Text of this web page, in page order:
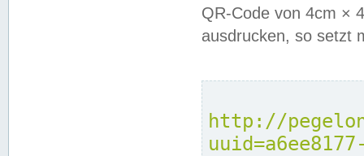
QR-Code von 4cm ×
ausdrucken, so setzt
http://